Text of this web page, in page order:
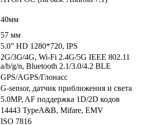
40мм
57 мм
5.0” HD 1280*720, IPS
2G/3G/4G, Wi-Fi 2.4G/5G IEEE 802.11
a/b/g/n, Bluetooth 2.1/3.0/4.2 BLE
GPS/AGPS/Глонасс
G-sensor, датчик приближения и света
5.0MP, AF поддержка 1D/2D кодов
14443 TypeA&B, Mifare, EMV
ISO 7816